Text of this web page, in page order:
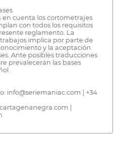
en cuenta los cortometrajes
con todos los requisitos
reglamento. La
implica por parte de
y la aceptación
Ante posibles traducciones
prevalecerán las bases
info@seriemaniac.com | +34
|